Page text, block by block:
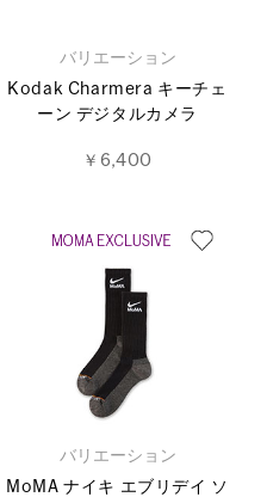
バリエーション
Kodak Charmera キーチェ
ーン デジタルカメラ
￥6,400
バリエーション
MoMA ナイキ エブリデイ ソ